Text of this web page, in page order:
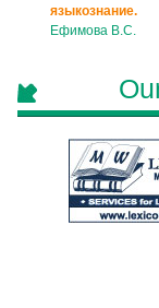
языкознание.
Ефимова В.С.